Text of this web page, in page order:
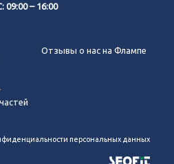
09:00 – 16:00
Отзывы о нас на Флампе
персональных данных